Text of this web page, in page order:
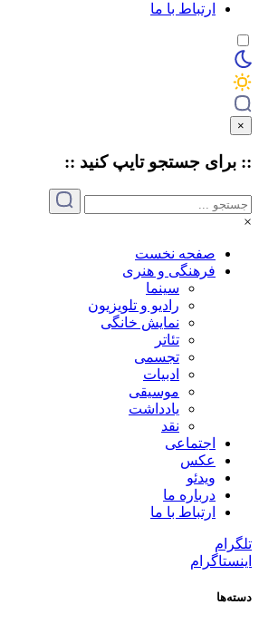
ارتباط با ما
×
:: برای جستجو تایپکنید ::
×
صفحه نخست
فرهنگی و هنری
سینما
رادیو و تلویزیون
نمایش خانگی
تئاتر
تجسمی
ادبیات
موسیقی
یادداشت
نقد
اجتماعی
عکس
ویدئو
درباره ما
ارتباط با ما
تلگرام
اینستاگرام
دسته‌ها